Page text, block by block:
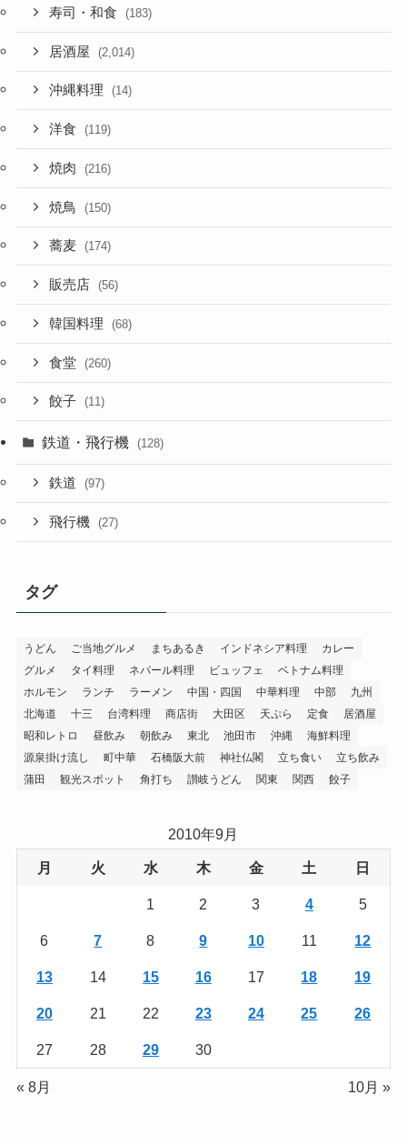
寿司・和食 (183)
居酒屋 (2,014)
沖縄料理 (14)
洋食 (119)
焼肉 (216)
焼鳥 (150)
蕎麦 (174)
販売店 (56)
韓国料理 (68)
食堂 (260)
餃子 (11)
鉄道・飛行機 (128)
鉄道 (97)
飛行機 (27)
タグ
うどん ご当地グルメ まちあるき インドネシア料理
カレー
グルメ
タイ料理 ネパール料理 ビュッフェ
ベトナム料理
ホルモン
ランチ ラーメン 中国・四国 中華料理 中部
九州
北海道
十三 台湾料理 商店街 大田区 天ぷら 定食
居酒屋
昭和レトロ
昼飲み 朝飲み 東北 池田市 沖縄
海鮮料理
源泉掛け流し
町中華 石橋阪大前 神社仏閣 立ち食い
立ち飲み
蒲田
観光スポット 角打ち 讃岐うどん 関東 関西 餃子
2010年9月
月 火 水 木 金 土 日
1 2 3 4 5
6 7 8 9 10 11 12
13 14 15 16 17 18 19
20 21 22 23 24 25 26
27 28 29 30
« 8月 10月 »